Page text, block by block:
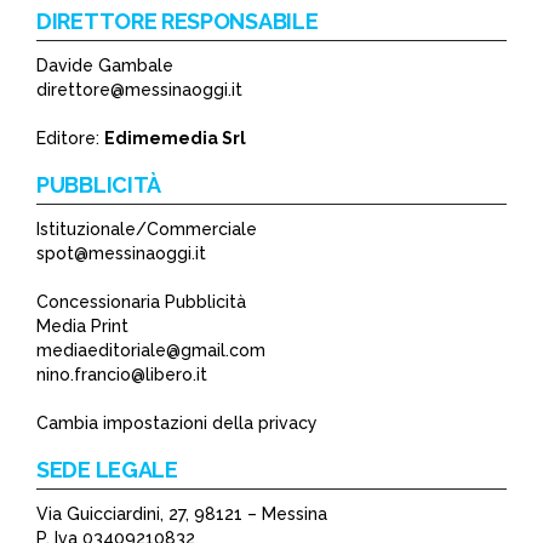
*
DIRETTORE RESPONSABILE
Davide Gambale
direttore@messinaoggi.it
Editore: Edimemedia Srl
PUBBLICITÀ
Istituzionale/Commerciale
spot@messinaoggi.it
Concessionaria Pubblicità
Media Print
mediaeditoriale@gmail.com
nino.francio@libero.it
Cambia impostazioni della privacy
SEDE LEGALE
Via Guicciardini, 27, 98121 – Messina
P. Iva 03409210832